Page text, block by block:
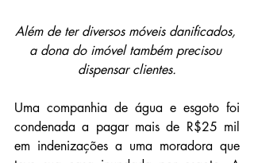
Além de ter diversos móveis danificados,
a dona do imóvel também precisou
dispensar clientes.
Uma companhia de água e esgoto foi
condenada a pagar mais de R$25 mil
em indenizações a uma moradora que